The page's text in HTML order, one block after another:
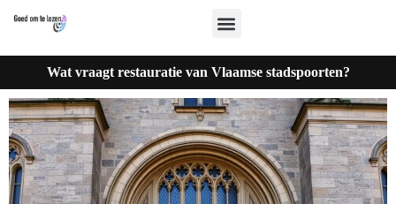
Wat vraagt restauratie van Vlaamse stadspoorten?